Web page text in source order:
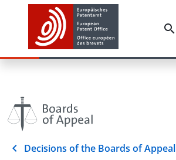
Decisions of the Boards of Appeal